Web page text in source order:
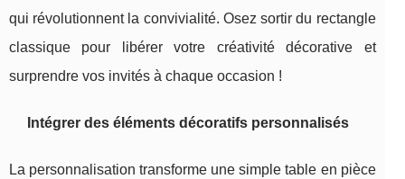
qui révolutionnent la convivialité. Osez sortir du rectangle
classique pour libérer votre créativité décorative et
surprendre vos invités à chaque occasion !
Intégrer des éléments décoratifs personnalisés
La personnalisation transforme une simple table en pièce